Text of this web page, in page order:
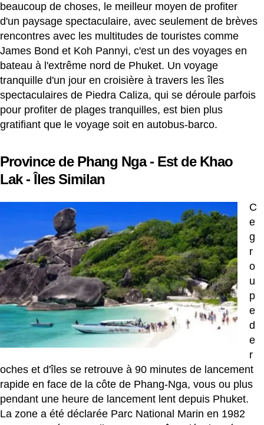
beaucoup de choses, le meilleur moyen de profiter
d'un paysage spectaculaire, avec seulement de brèves
rencontres avec les multitudes de touristes comme
James Bond et Koh Pannyi, c'est un des voyages en
bateau à l'extrême nord de Phuket. Un voyage
tranquille d'un jour en croisière à travers les îles
spectaculaires de Piedra Caliza, qui se déroule parfois
pour profiter de plages tranquilles, est bien plus
gratifiant que le voyage soit en autobus-barco.
Province de Phang Nga - Est de Khao
Lak - Îles Similan
C
e
g
r
o
u
p
e
d
e
r
oches et d'îles se retrouve à 90 minutes de lancement
rapide en face de la côte de Phang-Nga, vous ou plus
pendant une heure de lancement lent depuis Phuket.
La zone a été déclarée Parc National Marin en 1982